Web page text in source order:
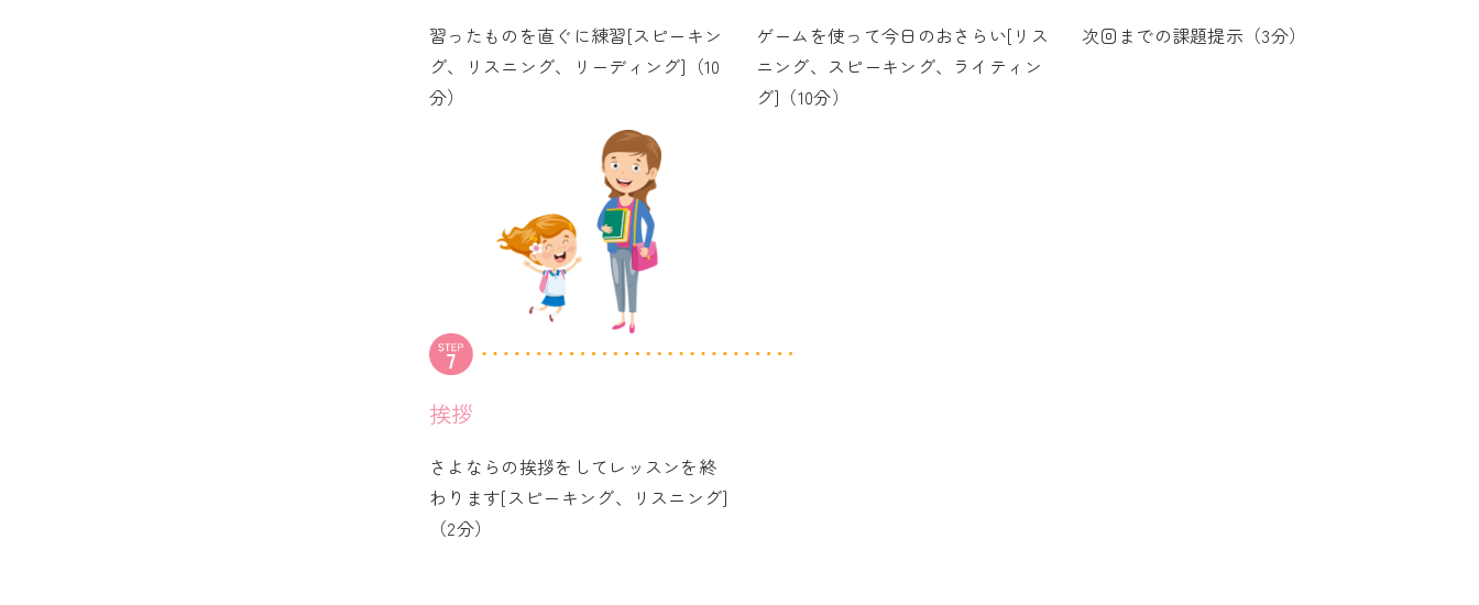
習ったものを直ぐに練習[スピーキン
グ、リスニング、リーディング]（10
分）
ゲームを使って今日のおさらい[リス
ニング、スピーキング、ライティン
グ]（10分）
次回までの課題提示（3分）
挨拶
さよならの挨拶をしてレッスンを終
わります[スピーキング、リスニング]
（2分）